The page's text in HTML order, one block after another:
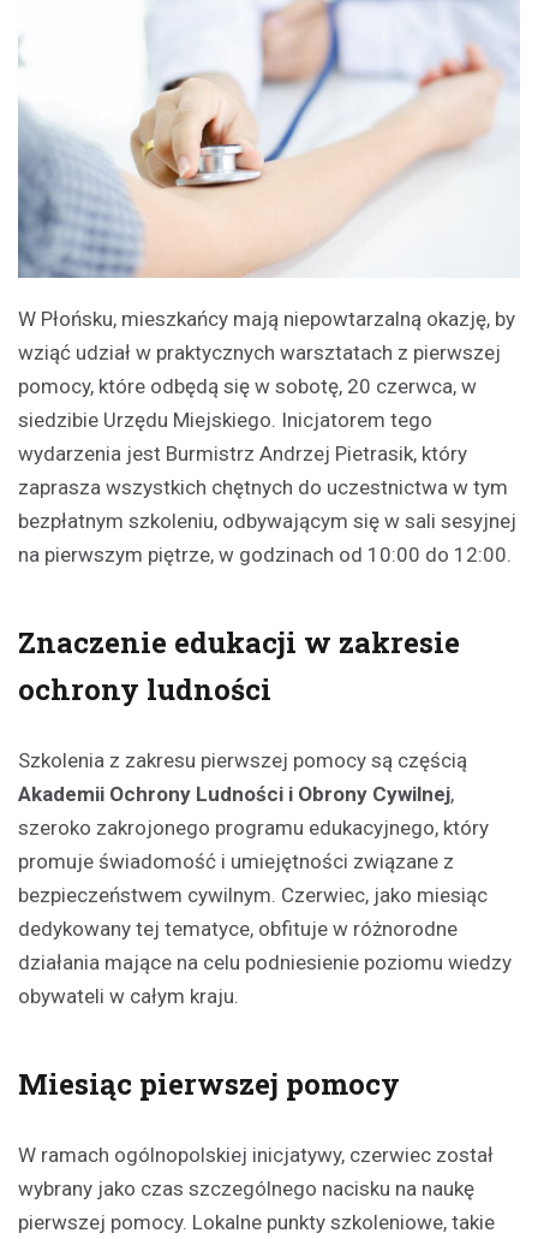
W Płońsku, mieszkańcy mają niepowtarzalną okazję, by
wziąć udział w praktycznych warsztatach z pierwszej
pomocy, które odbędą się w sobotę, 20 czerwca, w
siedzibie Urzędu Miejskiego. Inicjatorem tego
wydarzenia jest Burmistrz Andrzej Pietrasik, który
zaprasza wszystkich chętnych do uczestnictwa w tym
bezpłatnym szkoleniu, odbywającym się w sali sesyjnej
na pierwszym piętrze, w godzinach od 10:00 do 12:00.
Znaczenie edukacji w zakresie
ochrony ludności
Szkolenia z zakresu pierwszej pomocy są częścią
Akademii Ochrony Ludności i Obrony Cywilnej,
szeroko zakrojonego programu edukacyjnego, który
promuje świadomość i umiejętności związane z
bezpieczeństwem cywilnym. Czerwiec, jako miesiąc
dedykowany tej tematyce, obfituje w różnorodne
działania mające na celu podniesienie poziomu wiedzy
obywateli w całym kraju.
Miesiąc pierwszej pomocy
W ramach ogólnopolskiej inicjatywy, czerwiec został
wybrany jako czas szczególnego nacisku na naukę
pierwszej pomocy. Lokalne punkty szkoleniowe, takie